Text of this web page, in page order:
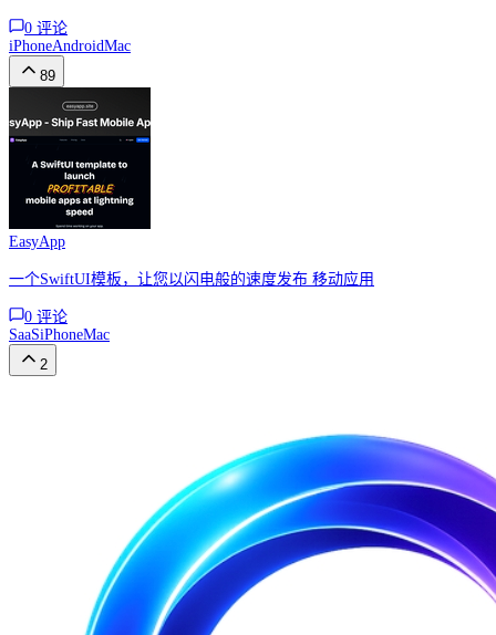
0 评论
iPhoneAndroidMac
89
EasyApp
一个SwiftUI模板，让您以闪电般的速度发布 移动应用
0 评论
SaaSiPhoneMac
2